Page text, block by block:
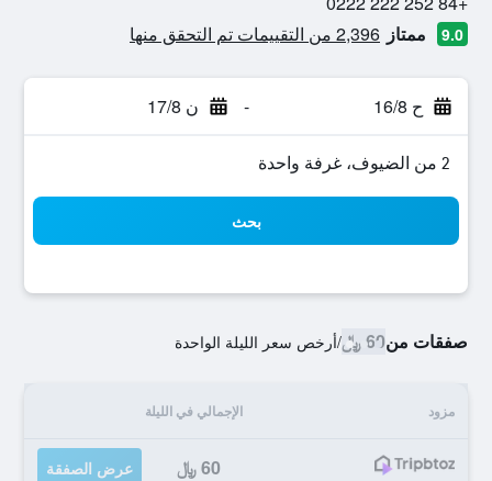
9.0 ممتاز 2,396 من التقييمات تم التحقق منها
ح 16/8 - ن 17/8
2 من الضيوف، غرفة واحدة
بحث
صفقات من60 ﷼ /أرخص سعر الليلة الواحدة
مزود الإجمالي في الليلة
60 ﷼ عرض الصفقة